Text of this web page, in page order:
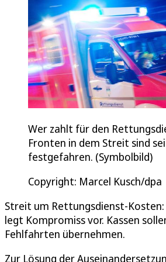
Wer zahlt für den
Fronten in dem Streit sind
festgefahren. (Symbolbild)
Copyright: Marcel Kusch/dpa
Streit um Rettungsdienst-Kosten:
legt Kompromiss vor. Kassen
Fehlfahrten übernehmen.
Zur Lösung der